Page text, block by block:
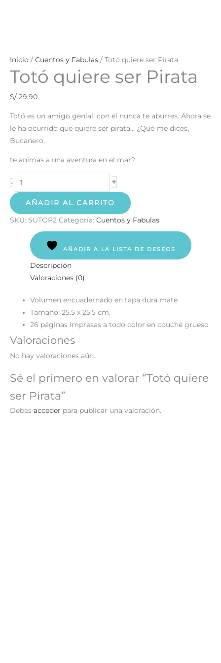
Inicio / Cuentos y Fabulas / Totó quiere ser Pirata
Totó quiere ser Pirata
S/ 29.90
Totó es un amigo genial, con él nunca te aburres. Ahora se
le ha ocurrido que quiere ser pirata… ¿Qué me dices,
Bucanero,
te animas a una aventura en el mar?
- +
AÑADIR AL CARRITO
SKU: SUTOP2 Categoría: Cuentos y Fabulas
AÑADIR A LA LISTA DE DESEOS
Descripción
Valoraciones (0)
Volumen encuadernado en tapa dura mate
Tamaño: 25.5 x 25.5 cm.
26 páginas impresas a todo color en couché grueso
Valoraciones
No hay valoraciones aún.
Sé el primero en valorar “Totó quiere
ser Pirata”
Debes acceder para publicar una valoración.